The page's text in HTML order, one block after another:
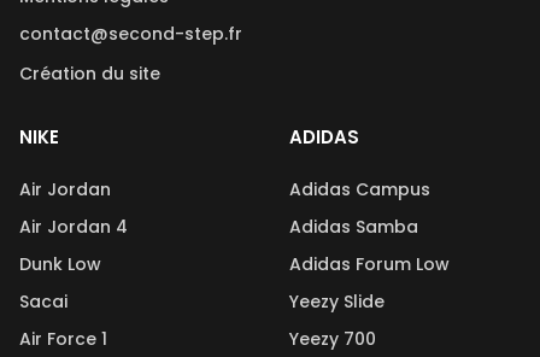
contact@second-step.fr
Création du site
NIKE
Air Jordan
Air Jordan 4
Dunk Low
Sacai
Air Force 1
ADIDAS
Adidas Campus
Adidas Samba
Adidas Forum Low
Yeezy Slide
Yeezy 700